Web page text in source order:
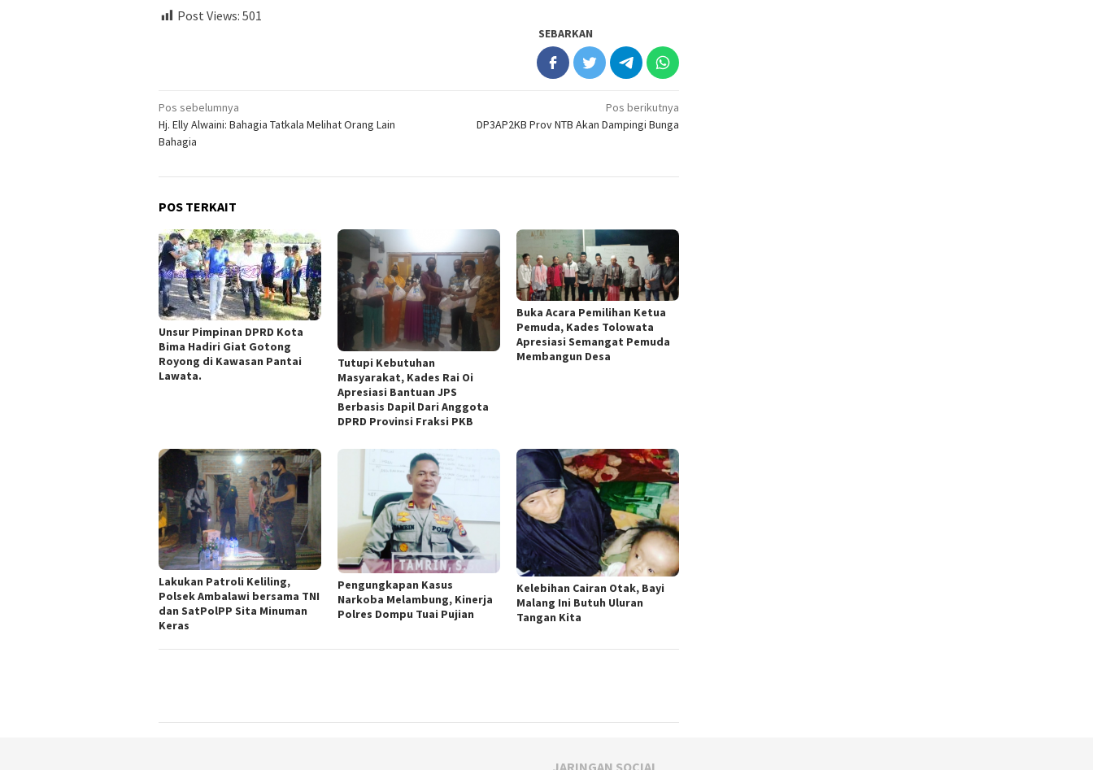
Post Views: 501
SEBARKAN
Navigasi
pos
Pos sebelumnya
Hj. Elly Alwaini: Bahagia Tatkala Melihat Orang Lain
Bahagia
Pos berikutnya
DP3AP2KB Prov NTB Akan Dampingi Bunga
POS TERKAIT
Unsur Pimpinan DPRD Kota
Bima Hadiri Giat Gotong
Royong di Kawasan Pantai
Lawata.
Tutupi Kebutuhan
Masyarakat, Kades Rai Oi
Apresiasi Bantuan JPS
Berbasis Dapil Dari Anggota
DPRD Provinsi Fraksi PKB
Buka Acara Pemilihan Ketua
Pemuda, Kades Tolowata
Apresiasi Semangat Pemuda
Membangun Desa
Lakukan Patroli Keliling,
Polsek Ambalawi bersama TNI
dan SatPolPP Sita Minuman
Keras
Pengungkapan Kasus
Narkoba Melambung, Kinerja
Polres Dompu Tuai Pujian
Kelebihan Cairan Otak, Bayi
Malang Ini Butuh Uluran
Tangan Kita